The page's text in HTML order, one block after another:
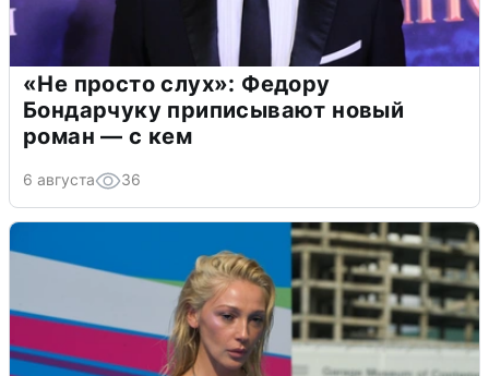
«Не просто слух»: Федору
Бондарчуку приписывают новый
роман — с кем
6 августа 36